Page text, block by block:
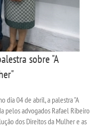
sobre "A
dia 04 de abril, a palestra "A
pelos advogados Rafael Ribeiro
dos Direitos da Mulher e as